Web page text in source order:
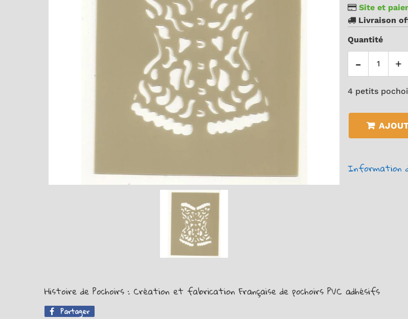
Site et
Livraison
Quantité
+
-
4 petits
Information
Histoire de Pochoirs : Création et fabrication Française de pochoirs PVC adhésifs
Partager